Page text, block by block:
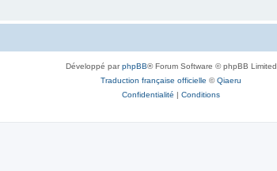
Développé parphpBB® Forum Software © phpBB Limited
Traduction française officielle ©Qiaeru
Confidentialité | Conditions